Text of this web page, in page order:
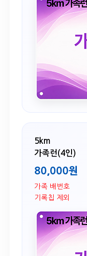
5km
가족런(4인)
80,000원
가족 배번호
기록칩 제외